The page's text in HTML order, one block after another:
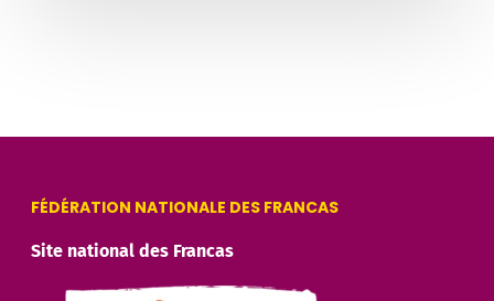
FÉDÉRATION NATIONALE DES FRANCAS
Site national des Francas